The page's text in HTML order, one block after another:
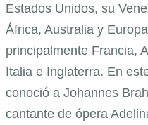
Estados Unidos, su
África, Australia y
principalmente Francia,
Italia e Inglaterra. En
conoció a Johannes
cantante de ópera